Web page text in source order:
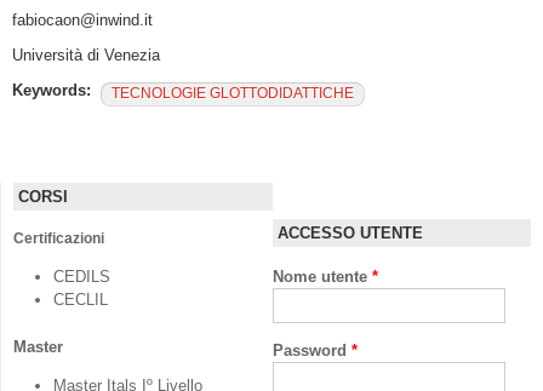
fabiocaon@inwind.it
Università di Venezia
Keywords:
TECNOLOGIE GLOTTODIDATTICHE
CORSI
Certificazioni
CEDILS
CECLIL
Master
Master Itals Iº Livello
ACCESSO UTENTE
Nome utente *
Password *